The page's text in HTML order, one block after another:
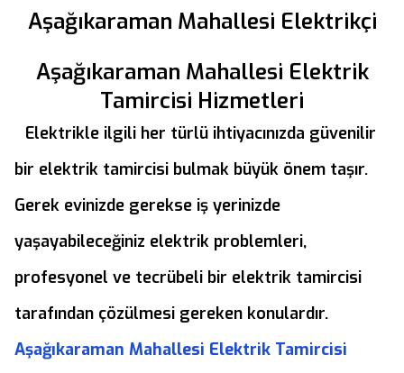
Aşağıkaraman Mahallesi Elektrikçi
Aşağıkaraman Mahallesi Elektrik
Tamircisi Hizmetleri
Elektrikle ilgili her türlü ihtiyacınızda güvenilir
bir elektrik tamircisi bulmak büyük önem taşır.
Gerek evinizde gerekse iş yerinizde
yaşayabileceğiniz elektrik problemleri,
profesyonel ve tecrübeli bir elektrik tamircisi
tarafından çözülmesi gereken konulardır.
Aşağıkaraman Mahallesi Elektrik Tamircisi